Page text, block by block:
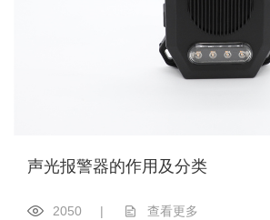
声光报警器的作用及分类
2050 | 查看更多